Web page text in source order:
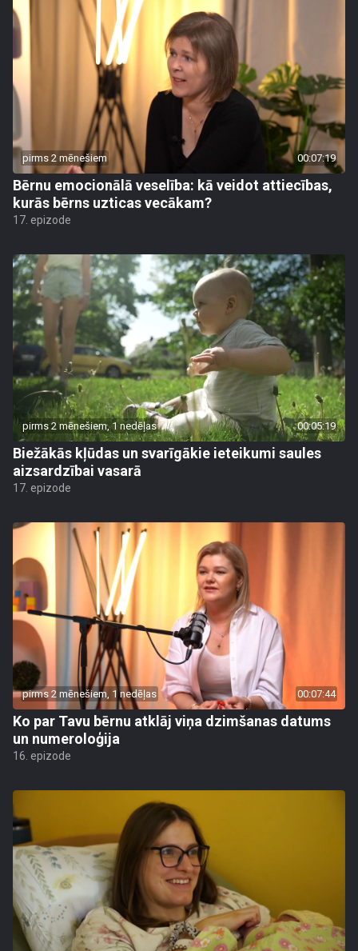
pirms 2 mēnešiem 00:07:19
Bērnu emocionālā veselība: kā veidot attiecības,
kurās bērns uzticas vecākam?
17. epizode
pirms 2 mēnešiem, 1 nedēļas 00:05:19
Biežākās kļūdas un svarīgākie ieteikumi saules
aizsardzībai vasarā
17. epizode
pirms 2 mēnešiem, 1 nedēļas 00:07:44
Ko par Tavu bērnu atklāj viņa dzimšanas datums
un numeroloģija
16. epizode